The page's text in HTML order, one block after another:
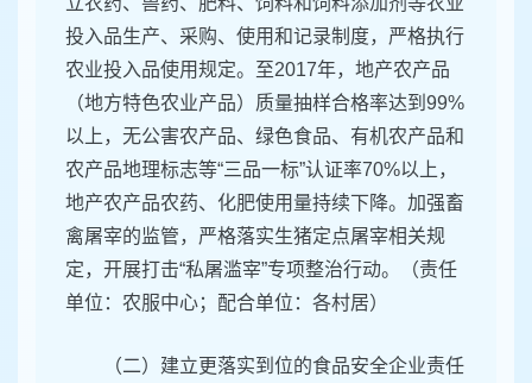
投入品生产、采购、使用和记录制度，严格执行
农业投入品使用规定。至2017年，地产农产品
（地方特色农业产品）质量抽样合格率达到99%
以上，无公害农产品、绿色食品、有机农产品和
农产品地理标志等“三品一标”认证率70%以上，
地产农产品农药、化肥使用量持续下降。加强畜
禽屠宰的监管，严格落实生猪定点屠宰相关规
定，开展打击“私屠滥宰”专项整治行动。（责任
单位：农服中心；配合单位：各村居）
（二）建立更落实到位的食品安全企业责任